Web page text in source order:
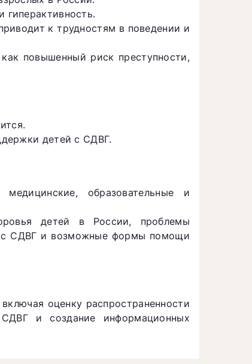
к трудностям в поведении и
повышенный риск преступности,
детей с СДВГ.
образовательные и
детей в России, проблемы
с СДВГ и возможные формы помощи
оценку распространенности
и создание информационных